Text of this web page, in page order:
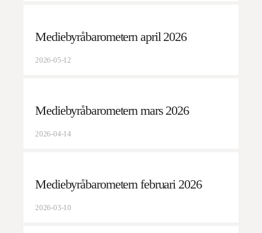
Mediebyråbarometern april 2026
2026-05-12
Mediebyråbarometern mars 2026
2026-04-14
Mediebyråbarometern februari 2026
2026-03-10